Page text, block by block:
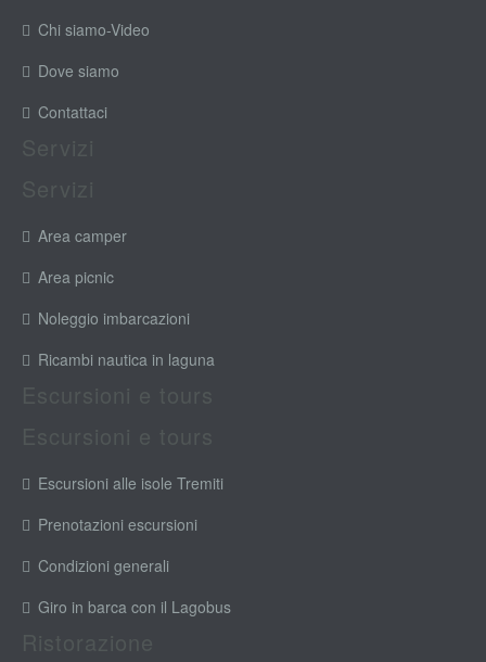
Chi siamo-Video
Dove siamo
Contattaci
Area camper
Area picnic
Noleggio imbarcazioni
Ricambi nautica in laguna
Escursioni alle isole Tremiti
Prenotazioni escursioni
Condizioni generali
Giro in barca con il Lagobus